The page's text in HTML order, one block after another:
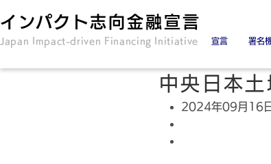
インパクト志向金融宣言
Japan Impact-driven Financing Initiative 宣言 署名
署名
署名
中央日本土
2024年09月16